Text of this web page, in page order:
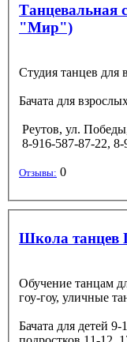
Танцевальная
"Мир")
Студия танцев для
Бачата для
Реутов, ул.
8-916-587-87-22,
Отзывы: 0
Школа танцев
Обучение танцам
гоу-гоу, уличные
Бачата для детей 9-